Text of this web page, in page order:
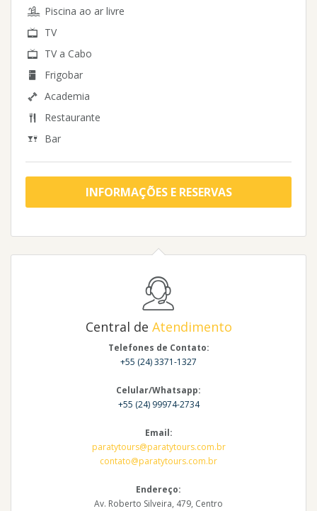
Piscina ao ar livre
TV
TV a Cabo
Frigobar
Academia
Restaurante
Bar
INFORMAÇÕES E RESERVAS
Central de Atendimento
Telefones de Contato:
+55 (24) 3371-1327
Celular/Whatsapp:
+55 (24) 99974-2734
Email:
paratytours@paratytours.com.br
contato@paratytours.com.br
Endereço:
Av. Roberto Silveira, 479, Centro